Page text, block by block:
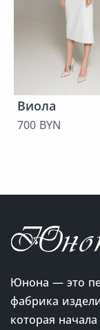
Виола
700 BYN
Юнона — это
фабрика
которая